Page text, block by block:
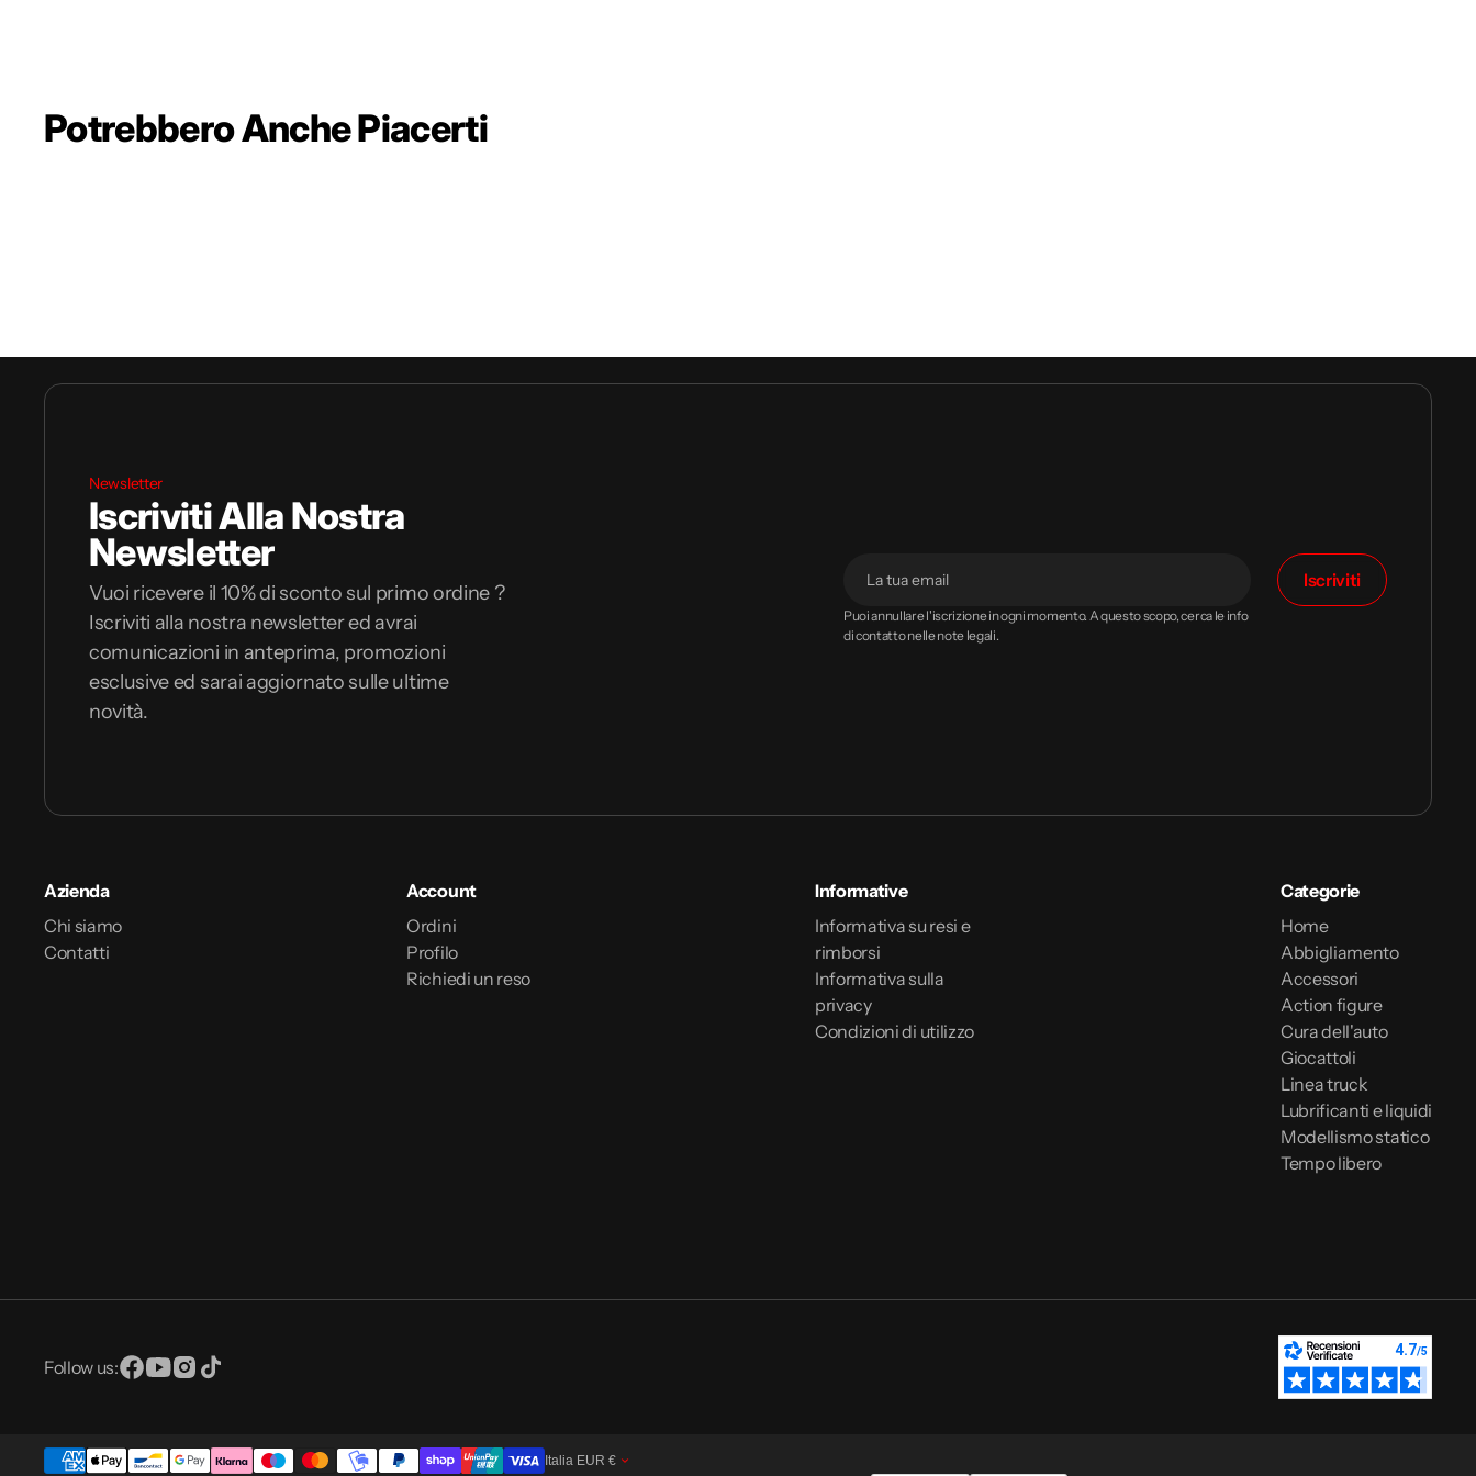
Potrebbero Anche Piacerti
Newsletter
Iscriviti Alla Nostra
Newsletter
Vuoi ricevere il 10% di sconto sul primo ordine ?
Iscriviti alla nostra newsletter ed avrai
comunicazioni in anteprima, promozioni
esclusive ed sarai aggiornato sulle ultime
novità.
Il
tuo
Iscriviti
Puoi annullare l'iscrizione in ogni momento. A questo scopo, cerca le info
di contatto nelle note legali.
Azienda
Chi siamo
Contatti
Account
Ordini
Profilo
Richiedi un reso
Informative
Informativa su resi e
rimborsi
Informativa sulla
privacy
Condizioni di utilizzo
Categorie
Home
Abbigliamento
Accessori
Action figure
Cura dell'auto
Giocattoli
Linea truck
Lubrificanti e liquidi
Modellismo statico
Tempo libero
Follow us:
Facebook
YouTube
Instagram
TikTok
Italia EUR €